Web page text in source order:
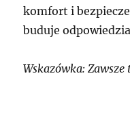
komfort i
buduje
Wskazówka: